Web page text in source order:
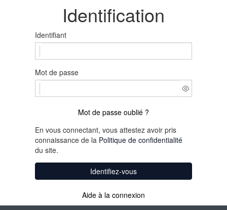
Identification
Identifiant
Mot de passe
Mot de passe oublié ?
En vous connectant, vous attestez avoir pris
connaissance de la Politique de confidentialité
du site.
Identifiez-vous
Aide à la connexion